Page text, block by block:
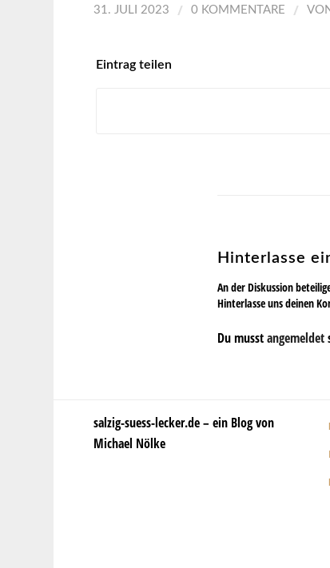
31. JULI 2023 / 0 KOMMENTARE /
Eintrag teilen
Hinterlasse
An der Diskussion
Hinterlasse uns deinen
Du musstangemeldet
salzig-suess-lecker.de – ein Blog von
Michael Nölke